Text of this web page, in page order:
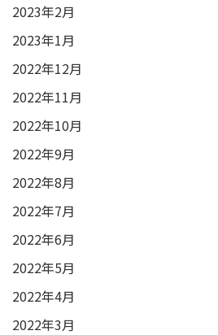
2023年2月
2023年1月
2022年12月
2022年11月
2022年10月
2022年9月
2022年8月
2022年7月
2022年6月
2022年5月
2022年4月
2022年3月